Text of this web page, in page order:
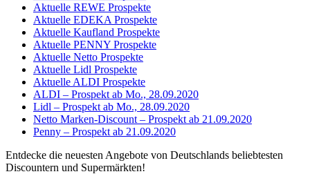
Aktuelle REWE Prospekte
Aktuelle EDEKA Prospekte
Aktuelle Kaufland Prospekte
Aktuelle PENNY Prospekte
Aktuelle Netto Prospekte
Aktuelle Lidl Prospekte
Aktuelle ALDI Prospekte
ALDI – Prospekt ab Mo., 28.09.2020
Lidl – Prospekt ab Mo., 28.09.2020
Netto Marken-Discount – Prospekt ab 21.09.2020
Penny – Prospekt ab 21.09.2020
Entdecke die neuesten Angebote von Deutschlands beliebtesten
Discountern und Supermärkten!